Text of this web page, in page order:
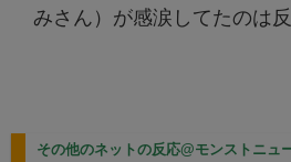
みさん）が感涙してたのは
その他のネットの反応@モンストニュ